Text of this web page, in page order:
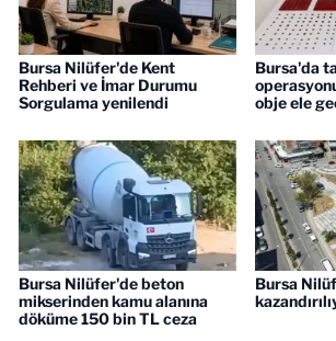
Bursa Nilüfer'de Kent
Rehberi ve İmar Durumu
Sorgulama yenilendi
Bursa'da
obje ele
Bursa Nilüfer'de beton
mikserinden kamu alanına
döküme 150 bin TL ceza
Bursa